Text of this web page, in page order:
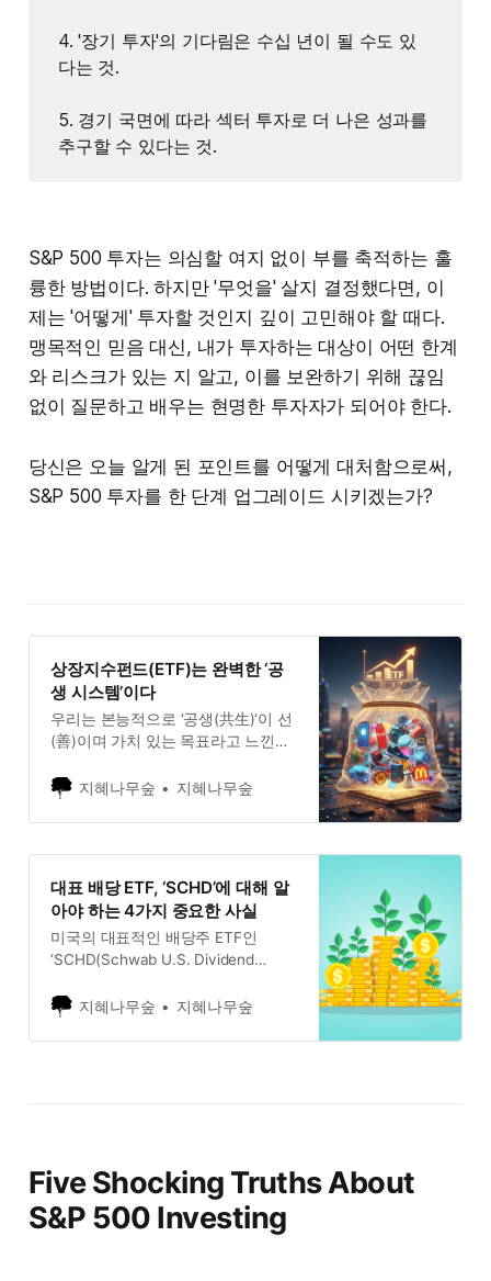
4. '장기 투자'의 기다림은 수십 년이 될 수도 있
다는 것.
5. 경기 국면에 따라 섹터 투자로 더 나은 성과를
추구할 수 있다는 것.
S&P 500 투자는 의심할 여지 없이 부를 축적하는 훌
륭한 방법이다. 하지만 '무엇을' 살지 결정했다면, 이
제는 '어떻게' 투자할 것인지 깊이 고민해야 할 때다.
맹목적인 믿음 대신, 내가 투자하는 대상이 어떤 한계
와 리스크가 있는 지 알고, 이를 보완하기 위해 끊임
없이 질문하고 배우는 현명한 투자자가 되어야 한다.
당신은 오늘 알게 된 포인트를 어떻게 대처함으로써,
S&P 500 투자를 한 단계 업그레이드 시키겠는가?
상장지수펀드(ETF)는 완벽한 ‘공
생 시스템’이다
우리는 본능적으로 ‘공생(共生)‘이 선
(善)이며 가치 있는 목표라고 느낀다.
성공적인 공생 시스템을 의도적으로
무엇보다 어려운 과제였다. 수많은
기업과 공동체가 흥망성쇠를 거듭하
로 관리하지 못했기 때문이다. 특히
오늘날의 자본 시장은 ‘공생‘보다는
‘각자도생(各自圖生)’이라는 말이
지혜나무숲 지혜나무숲
대표 배당 ETF, ‘SCHD’에 대해 알
아야 하는 4가지 중요한 사실
미국의 대표적인 배당주 ETF인
‘SCHD(Schwab U.S. Dividend
하는 국내 상장 상품 ‘TIGER 미국배
추구하는 장기 투자자와 은퇴 준비자
지혜나무숲 지혜나무숲
Five Shocking Truths About
S&P 500 Investing